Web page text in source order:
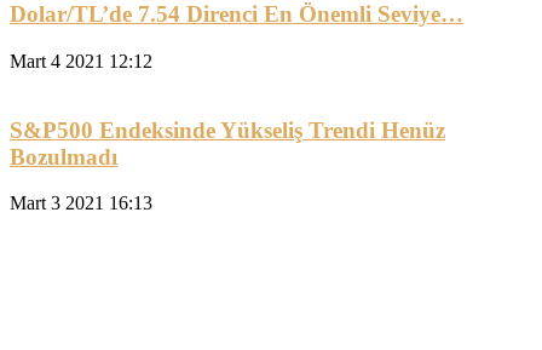
Dolar/TL’de 7.54 Direnci En Önemli Seviye…
Mart 4 2021 12:12
S&P500 Endeksinde Yükseliş Trendi Henüz
Bozulmadı
Mart 3 2021 16:13